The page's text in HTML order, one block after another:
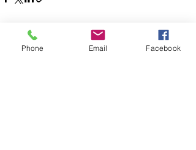
Recent Posts
Phone Email Facebook